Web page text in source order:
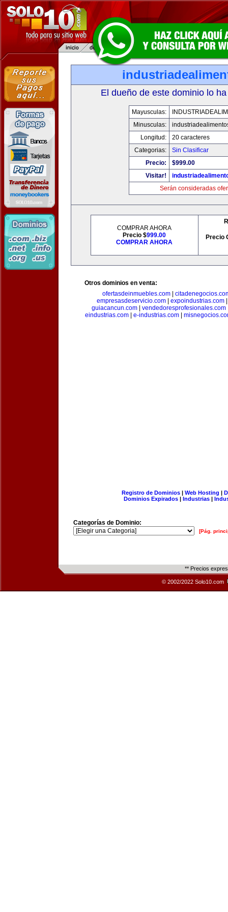
El dueño de este dominio lo
Mayusculas:
Minusculas:
Longitud:
20 caracteres
Categorias:
Sin Clasificar
Precio:
$999.00
Visitar!
Serán consideradas
COMPRAR AHORA
Precio $999.00
COMPRAR AHORA
Precio
Otros dominios en venta:
ofertasdeinmuebles.com
empresasdeservicio.com
expoindustrias.com
guiacancun.com| vendedoresprofesionales.com
eindustrias.com
e-industrias.com
Registro de Dominios| Web Hosting |
Dominios Expirados | Industrias |
Categorías de Dominio:
[Pág.
** Precios
© 2002/2022 Solo10.com